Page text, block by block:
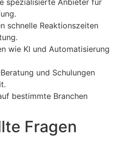
spezialisierte Anbieter für
schnelle Reaktionszeiten
wie KI und Automatisierung
und Schulungen
bestimmte Branchen
Fragen